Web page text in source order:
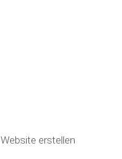
Website erstellen